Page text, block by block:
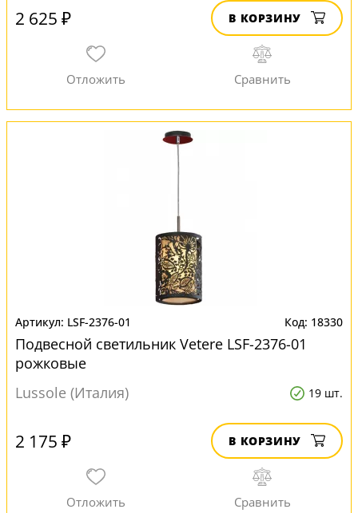
2 625 ₽ В КОРЗИНУ
LSF-2376-01 18330
Подвесной светильник Vetere LSF-2376-01
рожковые
Lussole (Италия)
19 шт.
2 175 ₽ В КОРЗИНУ